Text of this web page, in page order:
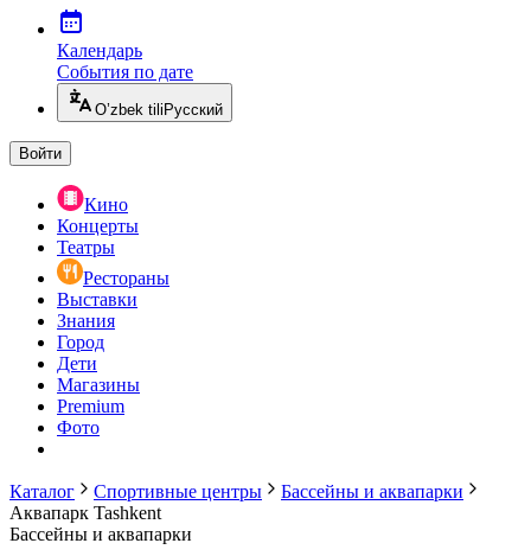
Календарь
События по дате
O’zbek tili Русский
Войти
Кино
Концерты
Театры
Рестораны
Выставки
Знания
Город
Дети
Магазины
Premium
Фото
Каталог Спортивные центры
Бассейны и аквапарки
Аквапарк Tashkent
Бассейны и аквапарки